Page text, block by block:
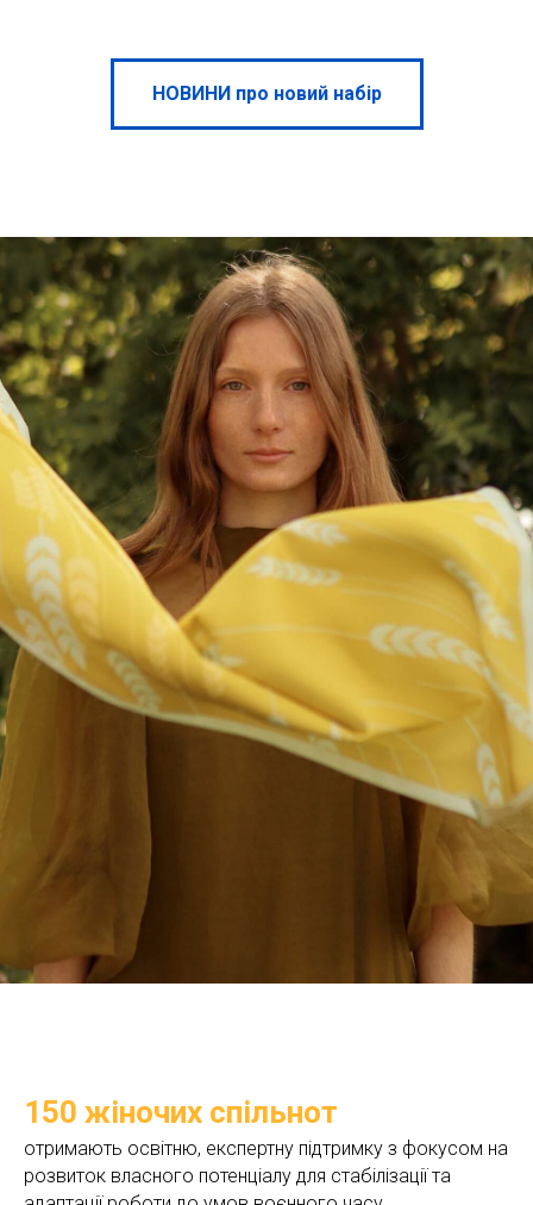
НОВИНИ про новий набір
150 жіночих спільнот
отримають освітню, експертну підтримку з фокусом на
розвиток власного потенціалу для стабілізації та